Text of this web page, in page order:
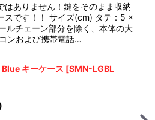
はありません！鍵をそのまま収納
スです！！ サイズ(cm) タテ：5 ×
ルチェーン部分を除く、本体の大
ンおよび携帯電話…
キーケース [SMN-LGBL